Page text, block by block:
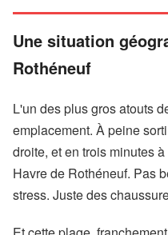
Une situation
Rothéneuf
L'un des plus gros atouts
emplacement. À peine
droite, et en trois minutes
Havre de Rothéneuf. Pas
stress. Juste des